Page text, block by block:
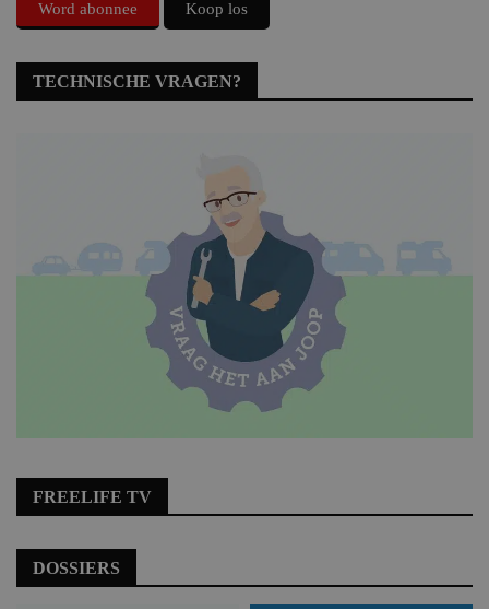
Word abonnee Koop los
TECHNISCHE VRAGEN?
FREELIFE TV
DOSSIERS